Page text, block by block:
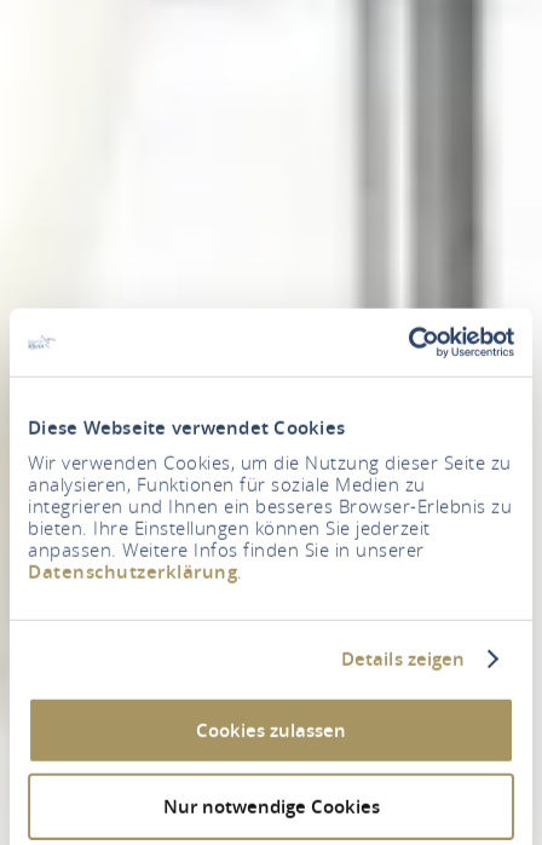
Diese Webseite verwendet Cookies
Wir verwenden Cookies, um die Nutzung dieser Seite zu
analysieren, Funktionen für soziale Medien zu
integrieren und Ihnen ein besseres Browser-Erlebnis zu
bieten. Ihre Einstellungen können Sie jederzeit
anpassen. Weitere Infos finden Sie in unserer
Datenschutzerklärung.
Details zeigen
Cookies zulassen
Nur notwendige Cookies